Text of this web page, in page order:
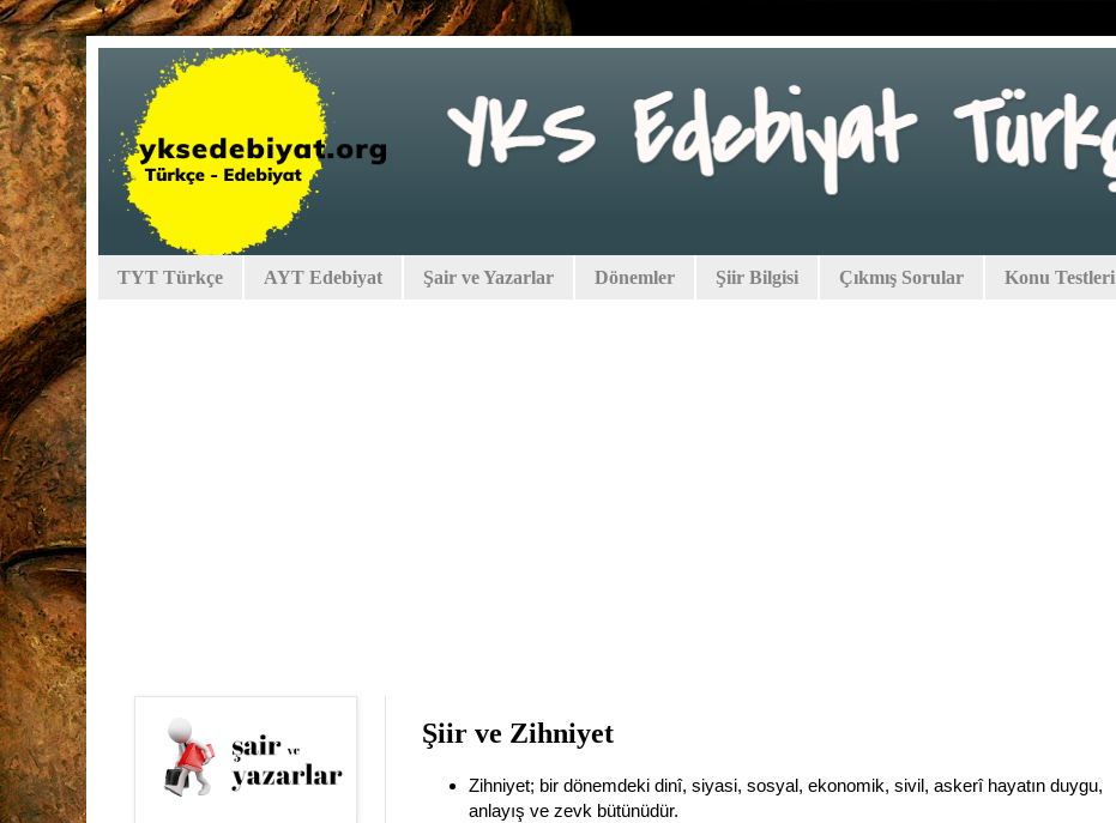
TYT Türkçe AYT Edebiyat Şair ve Yazarlar Dönemler Şiir Bilgisi Çıkmış Sorular Konu Testleri
Şiir ve Zihniyet
Zihniyet; bir dönemdeki dinî, siyasi, sosyal, ekonomik, sivil, askerî hayatın duygu,
anlayış ve zevk bütünüdür.